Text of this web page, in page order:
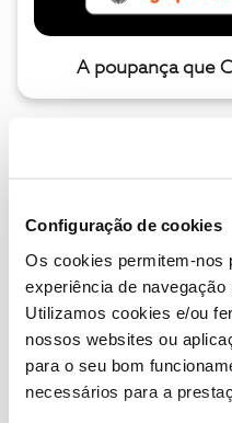
Configuração de cookies
Os cookies permitem-nos
experiência de navegação
Utilizamos cookies e/ou
nossos websites ou
para o seu bom
necessários para a
A poupança que
Descubra as